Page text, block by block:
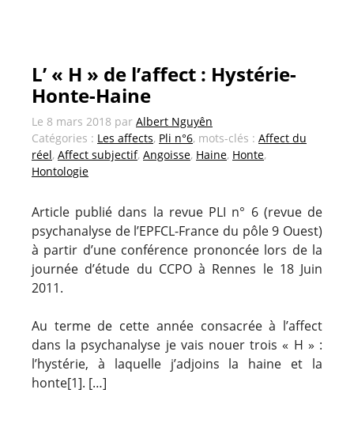
L’ « H » de l’affect : Hystérie-
Honte-Haine
Le 8 mars 2018 par Albert Nguyên
Catégories : Les affects, Pli n°6, mots-clés : Affect du
réel, Affect subjectif, Angoisse, Haine, Honte,
Hontologie
Article publié dans la revue PLI n° 6 (revue de
psychanalyse de l’EPFCL-France du pôle 9 Ouest)
à partir d’une conférence prononcée lors de la
journée d’étude du CCPO à Rennes le 18 Juin
2011.
Au terme de cette année consacrée à l’affect
dans la psychanalyse je vais nouer trois « H » :
l’hystérie, à laquelle j’adjoins la haine et la
honte[1]. […]